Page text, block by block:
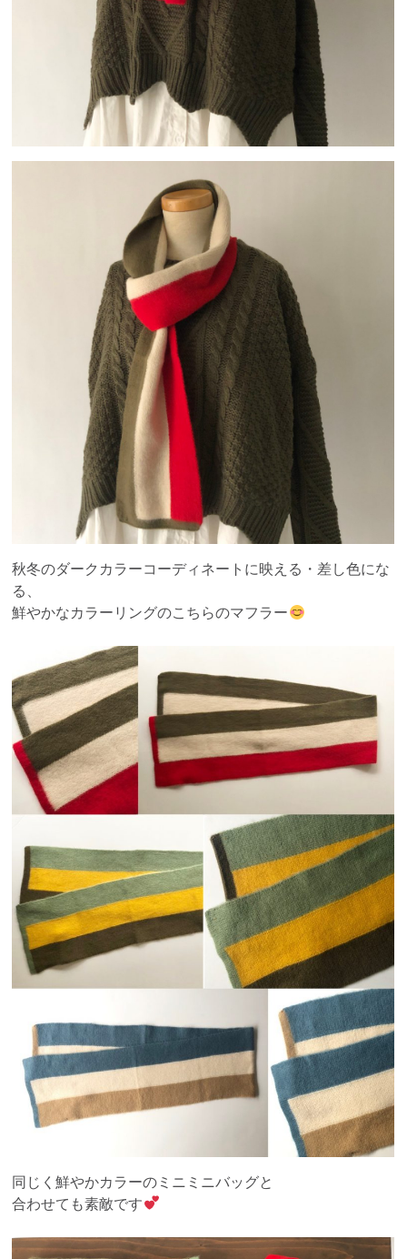
秋冬のダークカラーコーディネートに映える・差し色にな
る、
鮮やかなカラーリングのこちらのマフラー
同じく鮮やかカラーのミニミニバッグと
合わせても素敵です